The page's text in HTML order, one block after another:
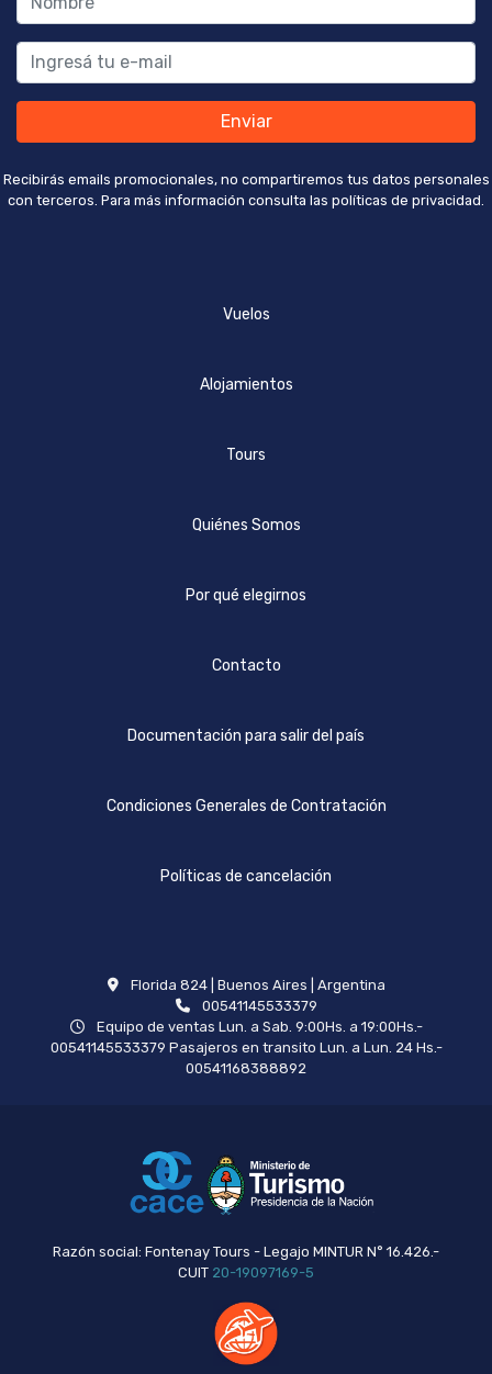
Enviar
Recibirás emails promocionales, no compartiremos tus datos personales
con terceros. Para más información consulta las políticas de privacidad.
Vuelos
Alojamientos
Tours
Quiénes Somos
Por qué elegirnos
Contacto
Documentación para salir del país
Condiciones Generales de Contratación
Políticas de cancelación
Florida 824 | Buenos Aires | Argentina
00541145533379
Equipo de ventas Lun. a Sab. 9:00Hs. a 19:00Hs.-
00541145533379 Pasajeros en transito Lun. a Lun. 24 Hs.-
00541168388892
Razón social: Fontenay Tours - Legajo MINTUR N° 16.426.-
CUIT 20-19097169-5